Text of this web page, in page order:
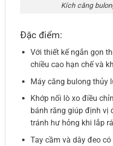
Kích căng
Đặc điểm:
Với thiết kế ngắn gọn
chiều cao hạn chế và
Máy căng bulong thủy
Khớp nối lò xo điều
bánh răng giúp định vị
tránh hư hỏng khi lắp
Tay cầm và dây đeo